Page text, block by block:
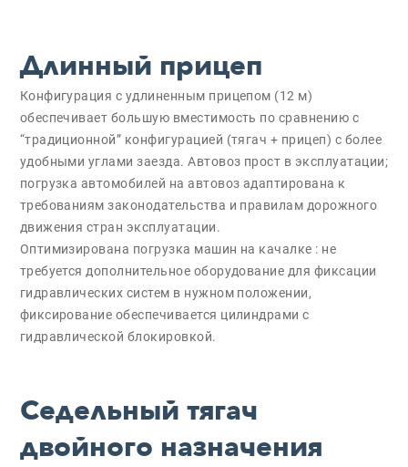
Длинный прицеп
Конфигурация с удлиненным прицепом (12 м)
обеспечивает большую вместимость по сравнению с
“традиционной” конфигурацией (тягач + прицеп) с более
удобными углами заезда. Автовоз прост в эксплуатации;
погрузка автомобилей на автовоз адаптирована к
требованиям законодательства и правилам дорожного
движения стран эксплуатации.
Оптимизирована погрузка машин на качалкe : не
требуется дополнительное оборудование для фиксации
гидравлических систем в нужном положении,
фиксирование обеспечивается цилиндрами с
гидравлической блокировкой.
Седельный тягач
двойного назначения